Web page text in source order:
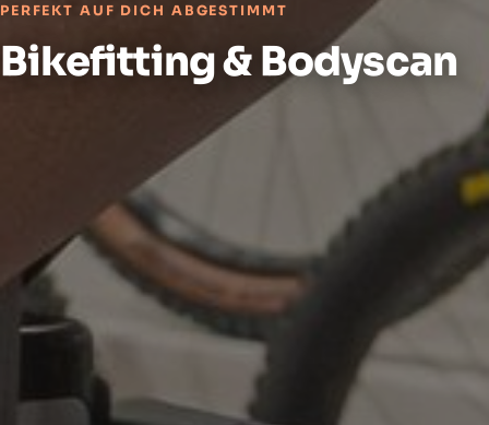
PERFEKT AUF DICH ABGESTIMMT
Bikefitting & Bodyscan